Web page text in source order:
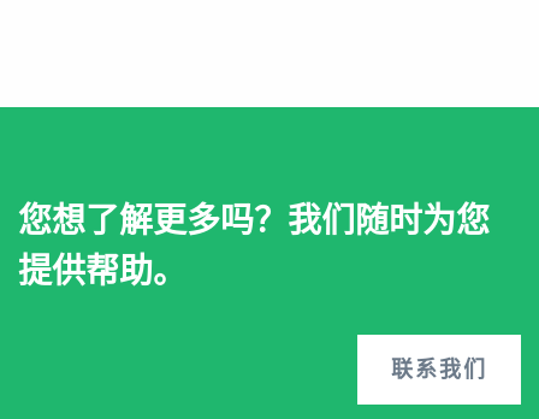
您想了解更多吗？我们随时为您
提供帮助。
联系我们